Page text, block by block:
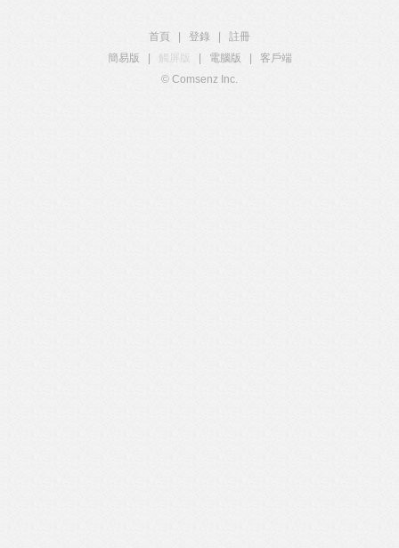
首頁 登錄
註冊
簡易版
觸屏版 電腦版
客戶端
© Comsenz Inc.